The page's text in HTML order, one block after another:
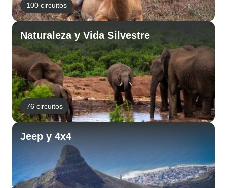
100 circuitos
Naturaleza y Vida Silvestre
76 circuitos
Jeep y 4x4